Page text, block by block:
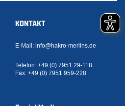
KONTAKT
E-Mail: info@hakro-merlins.de
Telefon: +49 (0) 7951 29-118
Fax: +49 (0) 7951 959-228